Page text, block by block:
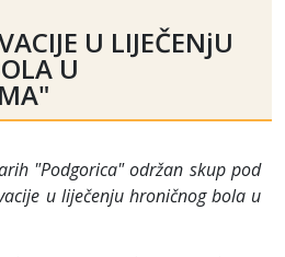
U LIJEČENjU
U
"Podgorica" održan skup pod
u liječenju hroničnog bola u